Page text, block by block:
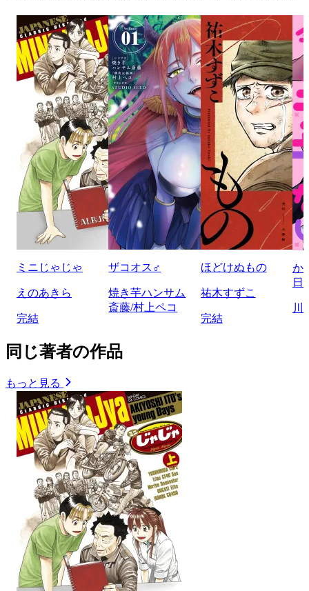
ミニじゃじゃ
えのあきら
完結
ザコオス♂
焼き芋ハンサム
斎藤/村上ペコ
ほどけぬもの
祐木すずこ
完結
か
日
川
同じ著者の作品
もっと見る